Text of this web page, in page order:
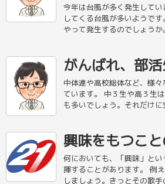
今年は台風が多く発生して
してくる台風が多いようで
やって発生するのでしょう
した低気圧が成長したもの
がんばれ、部
中体連や高校総体など、様
ています。 中３生や高３生
も多いでしょう。それだけ
ようにしてもらいたいです
興味をもつこ
何においても、「興味」と
揮することがあります。 例
しましょう。きっとその歌